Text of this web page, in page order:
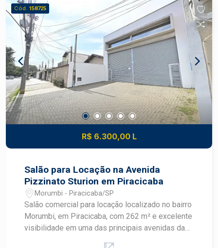
condomínio, conta com: -Portaria 24 horas com
sistema passa-volumes; -Piscina adulto e
infantil; -Espaço fitness coberto; -Academia ao ar
livre; -Mini campo gramado; -Salão de festas; -
Quiosques com churrasqueira; -Bicicletário; -
Redário; -Horta comunitária; -Vagas para
visitantes; Agende uma visita e conheça essa
excelente oportunidade!
Cód. 158725
R$ 6.300,00 L
Salão para Locação na Avenida
Pizzinato Sturion em Piracicaba
Morumbi - Piracicaba/SP
Salão comercial para locação localizado no bairro
Morumbi, em Piracicaba, com 262 m² e excelente
visibilidade em uma das principais avenidas da